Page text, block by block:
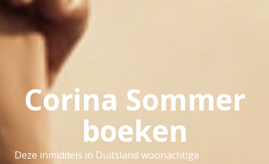
Corina Sommer
boeken
Deze inmiddels in Duitsland woonachtige